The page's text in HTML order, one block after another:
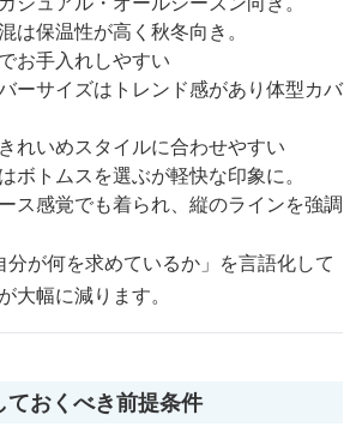
は保温性が高く秋冬向き。
お手入れしやすい
ーサイズはトレンド感があり体型カバ
れいめスタイルに合わせやすい
ボトムスを選ぶが軽快な印象に。
ス感覚でも着られ、縦のラインを強調
分が何を求めているか」を言語化して
大幅に減ります。
ておくべき前提条件